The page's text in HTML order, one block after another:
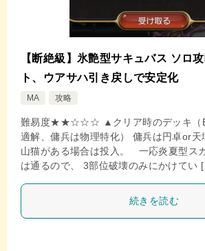
【断絶級】氷艶型サキュバス ソロ
ト、ウアサハ引き戻しで安定化
MA 攻略
難易度★★☆☆☆ ▲クリア時のデッキ（
適解、傭兵は物理特化） 傭兵は円卓or天
山猫がある場合は投入。 一応炎夏型ス
は通るので、 3部位破壊のみにかけてい
続きを読む